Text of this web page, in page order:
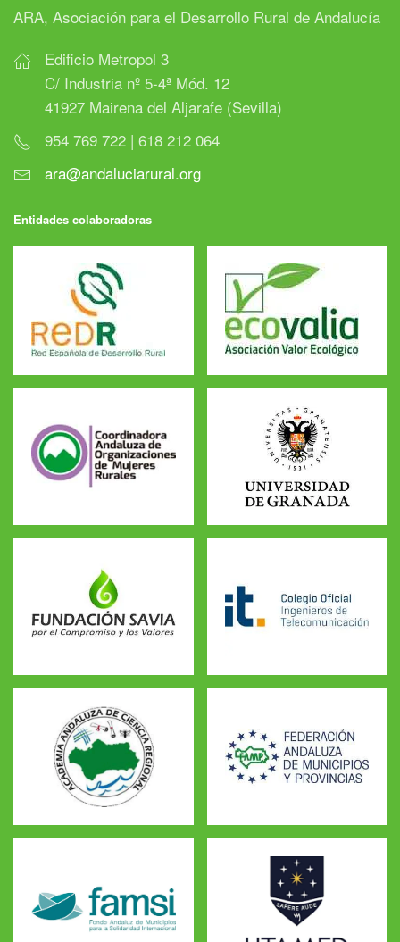
ARA, Asociación para el Desarrollo Rural de Andalucía
Edificio Metropol 3
C/ Industria nº 5-4ª Mód. 12
41927 Mairena del Aljarafe (Sevilla)
954 769 722 | 618 212 064
ara@andaluciarural.org
Entidades colaboradoras